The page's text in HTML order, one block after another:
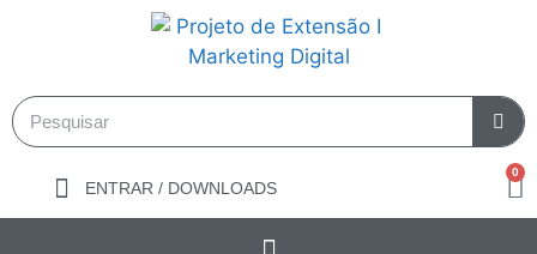
ENTRAR / DOWNLOADS
0